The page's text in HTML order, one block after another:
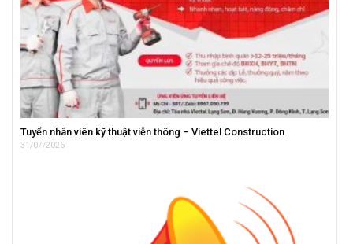
Tuyển nhân viên kỹ thuật viễn thông – Viettel Construction
31/07/2026